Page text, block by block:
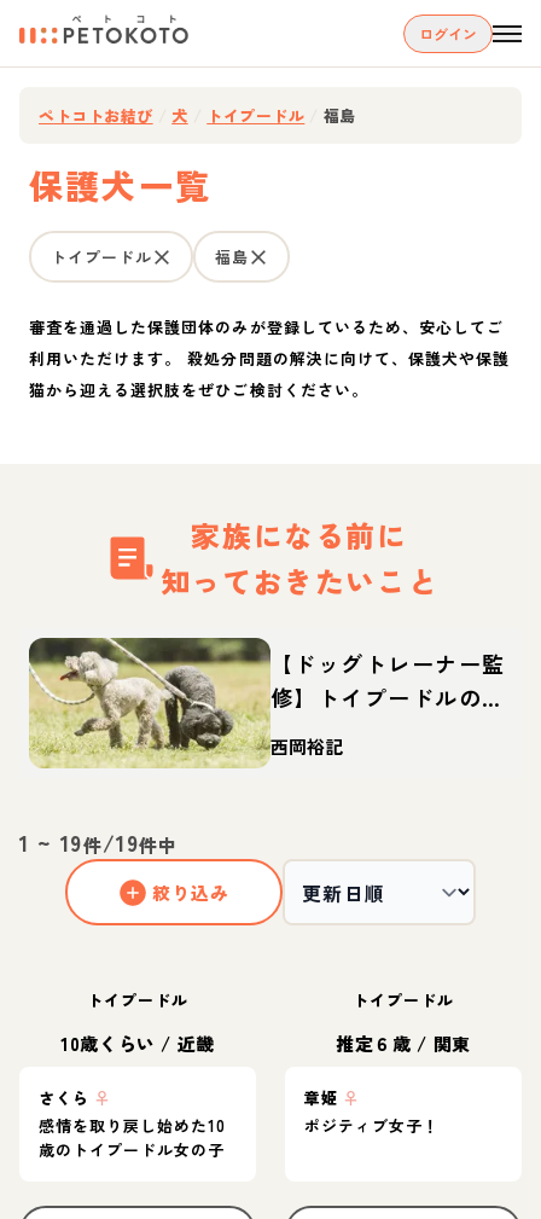
ログイン
ペトコトお結び 犬 トイプードル 福島
保護犬一覧
トイプードル 福島
審査を通過した保護団体のみが登録しているため、安心してご
利用いただけます。 殺処分問題の解決に向けて、保護犬や保護
猫から迎える選択肢をぜひご検討ください。
家族になる前に
知っておきたいこと
【ドッグトレーナー監
修】トイプードルの特
徴・性格は？しつけや
カットなどの飼い方や
西岡裕記
1 ~ 19件/19件中
絞り込み
トイプードル
10歳くらい / 近畿
さくら ♀
感情を取り戻し始めた10
歳のトイプードル女の子
トイプードル
推定６歳 / 関東
章姫 ♀
ポジティブ女子！